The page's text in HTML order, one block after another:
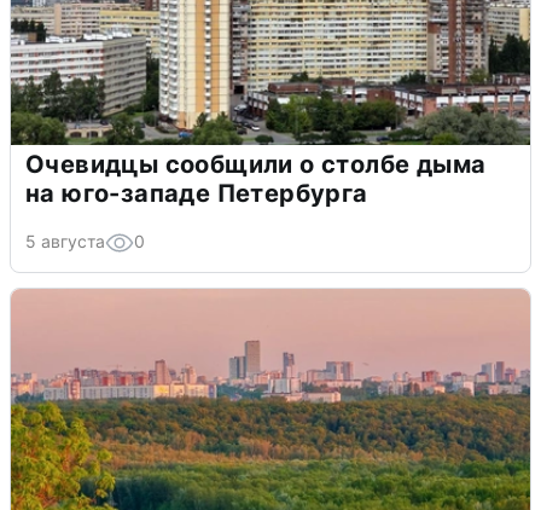
Очевидцы сообщили о столбе дыма
на юго-западе Петербурга
5 августа 0